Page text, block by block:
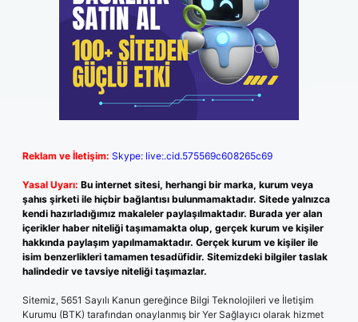
Reklam ve İletişim: Skype: live:.cid.575569c608265c69
Yasal Uyarı: Bu internet sitesi, herhangi bir marka, kurum veya
şahıs şirketi ile hiçbir bağlantısı bulunmamaktadır. Sitede yalnızca
kendi hazırladığımız makaleler paylaşılmaktadır. Burada yer alan
içerikler haber niteliği taşımamakta olup, gerçek kurum ve kişiler
hakkında paylaşım yapılmamaktadır. Gerçek kurum ve kişiler ile
isim benzerlikleri tamamen tesadüfidir. Sitemizdeki bilgiler taslak
halindedir ve tavsiye niteliği taşımazlar.
Sitemiz, 5651 Sayılı Kanun gereğince Bilgi Teknolojileri ve İletişim
Kurumu (BTK) tarafından onaylanmış bir Yer Sağlayıcı olarak hizmet